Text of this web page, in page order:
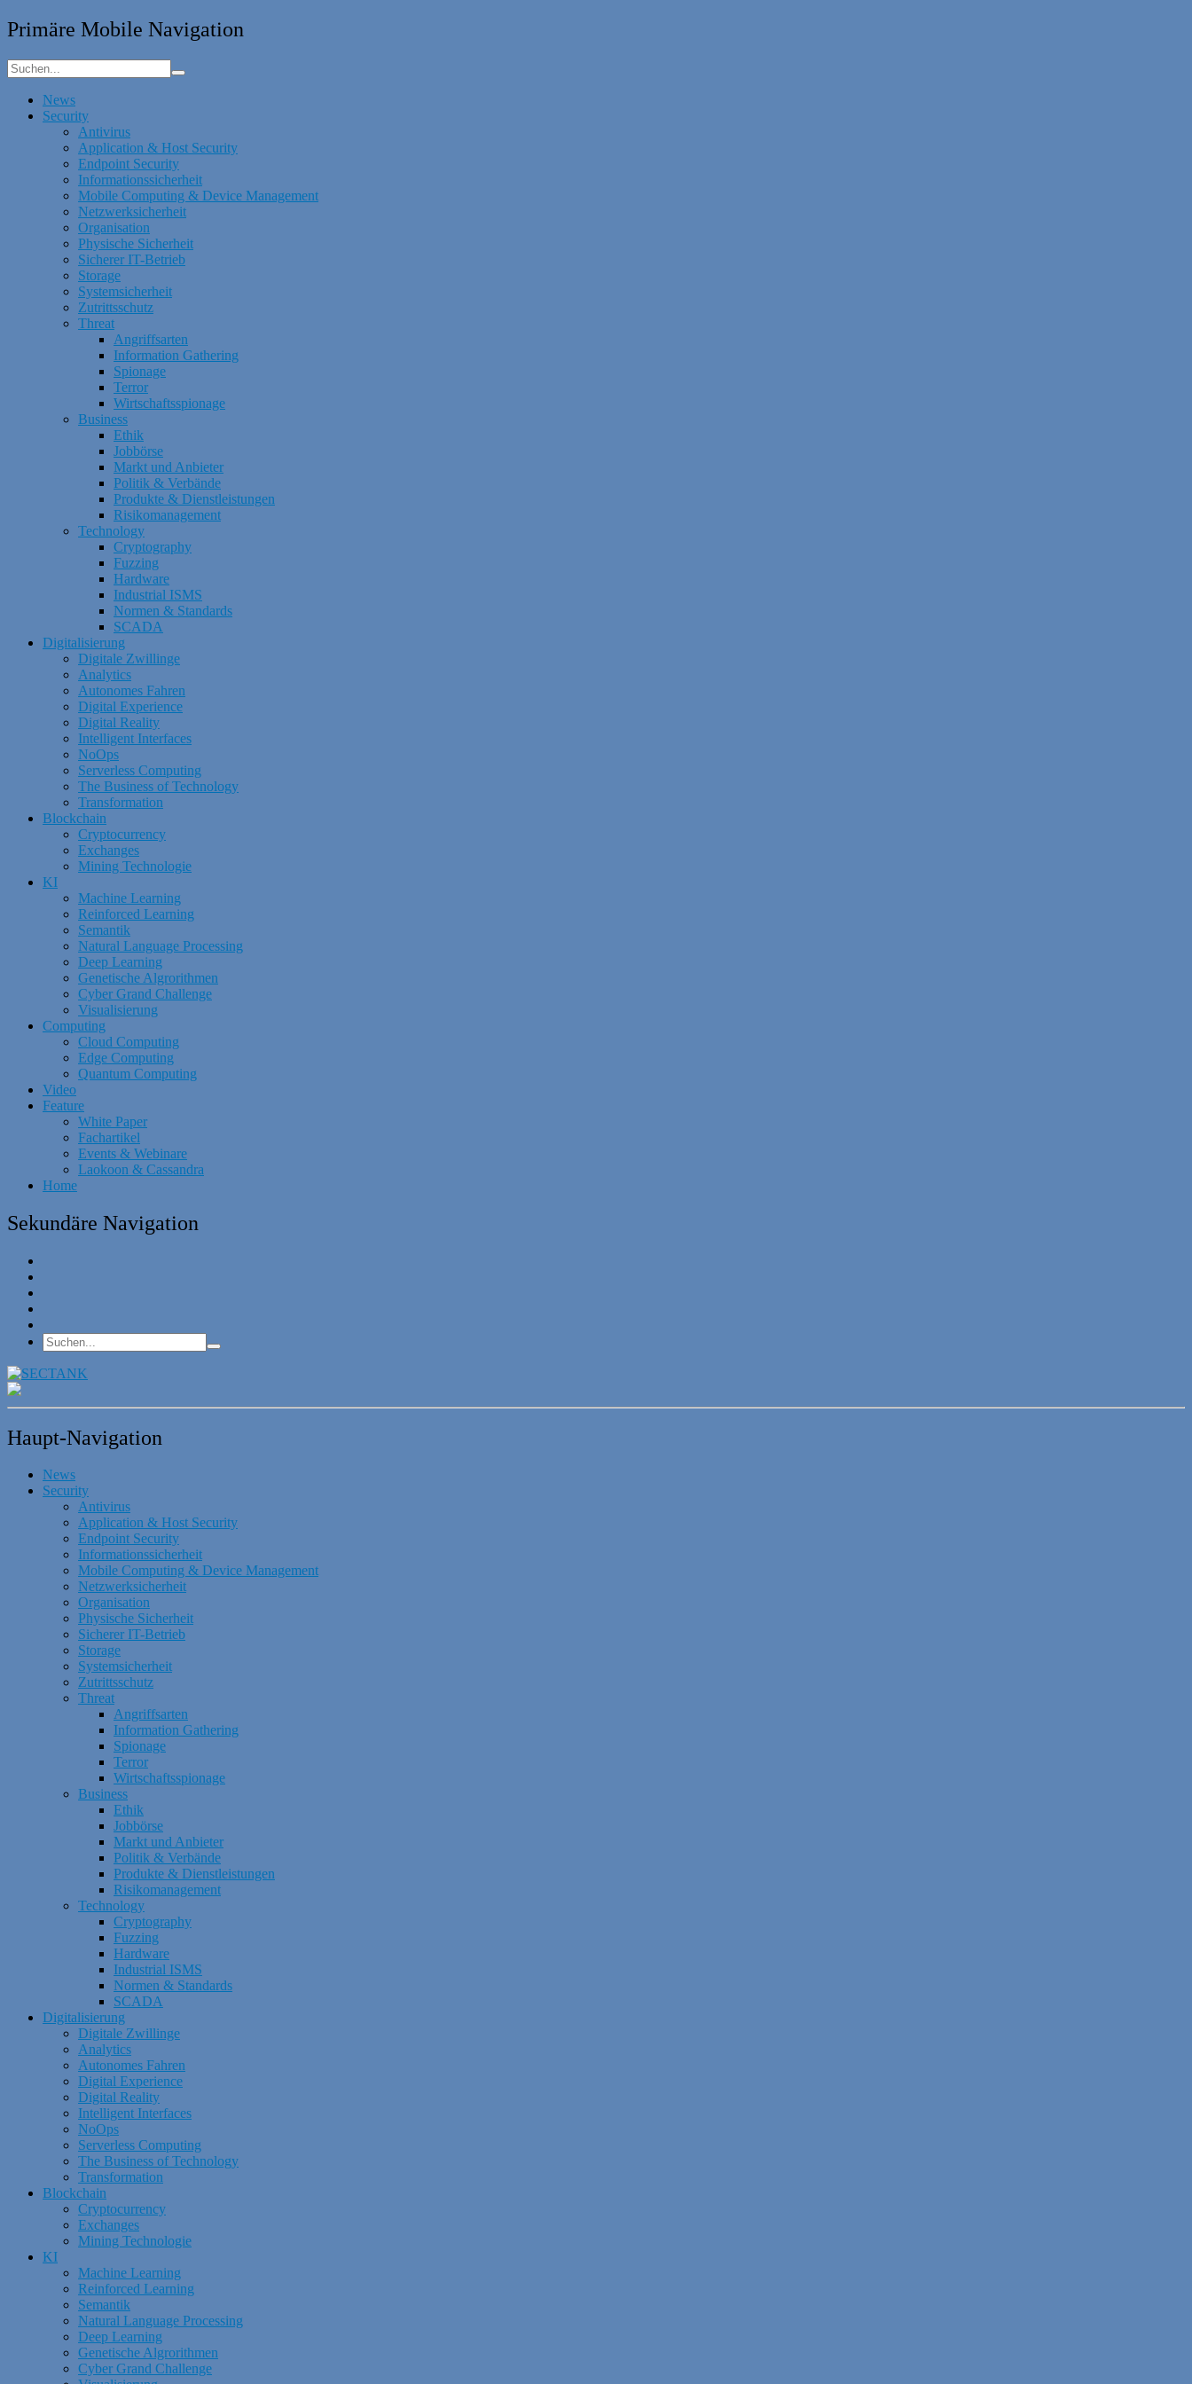
Primäre Mobile Navigation
News
Security
Antivirus
Application & Host Security
Endpoint Security
Informationssicherheit
Mobile Computing & Device Management
Netzwerksicherheit
Organisation
Physische Sicherheit
Sicherer IT-Betrieb
Storage
Systemsicherheit
Zutrittsschutz
Threat
Angriffsarten
Information Gathering
Spionage
Terror
Wirtschaftsspionage
Business
Ethik
Jobbörse
Markt und Anbieter
Politik & Verbände
Produkte & Dienstleistungen
Risikomanagement
Technology
Cryptography
Fuzzing
Hardware
Industrial ISMS
Normen & Standards
SCADA
Digitalisierung
Digitale Zwillinge
Analytics
Autonomes Fahren
Digital Experience
Digital Reality
Intelligent Interfaces
NoOps
Serverless Computing
The Business of Technology
Transformation
Blockchain
Cryptocurrency
Exchanges
Mining Technologie
KI
Machine Learning
Reinforced Learning
Semantik
Natural Language Processing
Deep Learning
Genetische Algrorithmen
Cyber Grand Challenge
Visualisierung
Computing
Cloud Computing
Edge Computing
Quantum Computing
Video
Feature
White Paper
Fachartikel
Events & Webinare
Laokoon & Cassandra
Home
Sekundäre Navigation
Haupt-Navigation
News
Security
Antivirus
Application & Host Security
Endpoint Security
Informationssicherheit
Mobile Computing & Device Management
Netzwerksicherheit
Organisation
Physische Sicherheit
Sicherer IT-Betrieb
Storage
Systemsicherheit
Zutrittsschutz
Threat
Angriffsarten
Information Gathering
Spionage
Terror
Wirtschaftsspionage
Business
Ethik
Jobbörse
Markt und Anbieter
Politik & Verbände
Produkte & Dienstleistungen
Risikomanagement
Technology
Cryptography
Fuzzing
Hardware
Industrial ISMS
Normen & Standards
SCADA
Digitalisierung
Digitale Zwillinge
Analytics
Autonomes Fahren
Digital Experience
Digital Reality
Intelligent Interfaces
NoOps
Serverless Computing
The Business of Technology
Transformation
Blockchain
Cryptocurrency
Exchanges
Mining Technologie
KI
Machine Learning
Reinforced Learning
Semantik
Natural Language Processing
Deep Learning
Genetische Algrorithmen
Cyber Grand Challenge